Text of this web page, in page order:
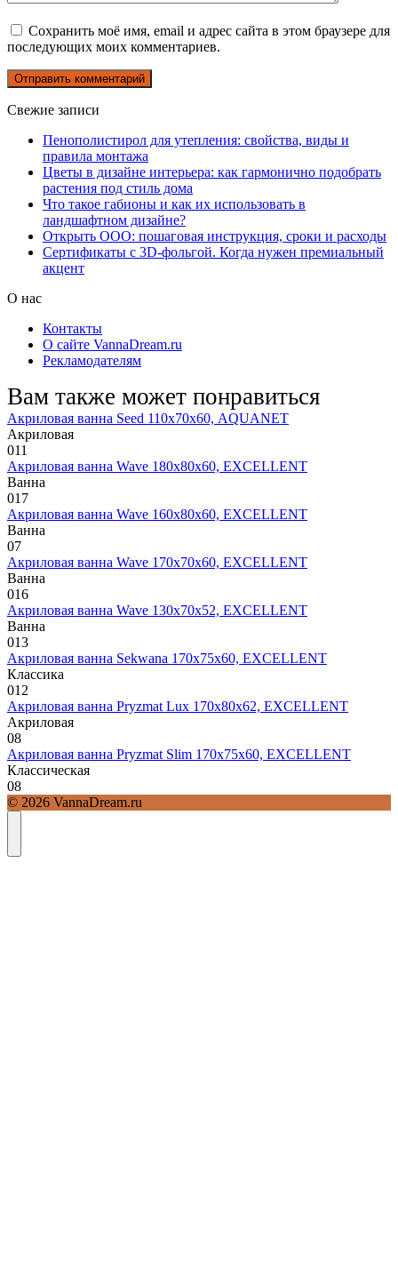
Сохранить моё имя, email и адрес сайта в этом браузере для
последующих моих комментариев.
Свежие записи
Пенополистирол для утепления: свойства, виды и
правила монтажа
Цветы в дизайне интерьера: как гармонично подобрать
растения под стиль дома
Что такое габионы и как их использовать в
ландшафтном дизайне?
Открыть ООО: пошаговая инструкция, сроки и расходы
Сертификаты с 3D-фольгой. Когда нужен премиальный
акцент
О нас
Контакты
О сайте VannaDream.ru
Рекламодателям
Вам также может понравиться
Акриловая ванна Seed 110х70х60, AQUANET
Акриловая
011
Акриловая ванна Wave 180х80х60, EXCELLENT
Ванна
017
Акриловая ванна Wave 160х80х60, EXCELLENT
Ванна
07
Акриловая ванна Wave 170х70х60, EXCELLENT
Ванна
016
Акриловая ванна Wave 130х70х52, EXCELLENT
Ванна
013
Акриловая ванна Sekwana 170х75х60, EXCELLENT
Классика
012
Акриловая ванна Pryzmat Lux 170х80х62, EXCELLENT
Акриловая
08
Акриловая ванна Pryzmat Slim 170х75х60, EXCELLENT
Классическая
08
© 2026 VannaDream.ru